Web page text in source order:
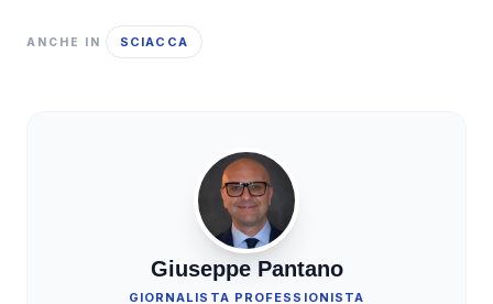
ANCHE IN SCIACCA
Giuseppe Pantano
GIORNALISTA PROFESSIONISTA